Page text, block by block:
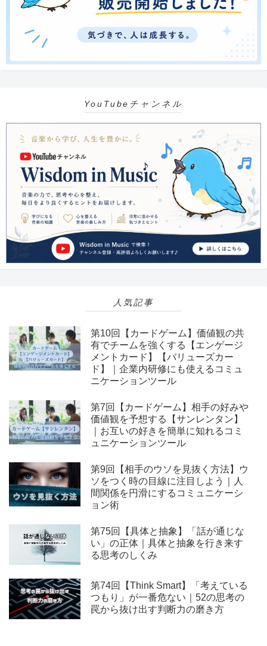
YouTubeチャンネル
人気記事
第10回【カードゲーム】価値観の共
有でチームを強くする【エンゲージ
メントカード】【バリューズカー
ド】｜企業内研修にも使えるコミュ
ニケーションツール
第7回【カードゲーム】相手の好みや
価値観を予想する【サンレンタン】
｜お互いの好きを簡単に知れるコミ
ュニケーションツール
第9回【相手のウソを見抜く方法】ウ
ソをつく時の目線に注目しよう｜人
間関係を円滑にするコミュニケーシ
ョン術
第75回【具体と抽象】「話が通じな
い」の正体｜具体と抽象を行き来す
る思考のしくみ
第74回【Think Smart】「考えている
つもり」が一番危ない｜52の思考の
罠から抜け出す判断力の磨き方